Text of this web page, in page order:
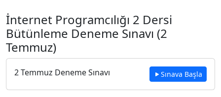
İnternet Programcılığı 2 Dersi
Bütünleme Deneme Sınavı (2
Temmuz)
2 Temmuz Deneme Sınavı Sınava Başla